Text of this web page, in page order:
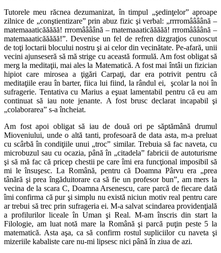
Tutorele meu răcnea dezumanizat, în timpul „şedinţelor” aproape
zilnice de „conştientizare” prin abuz fizic şi verbal: „rrrromâââână –
matemaaaticăăăăă! rrromâââână – matemaaaticăăăăă! rrromâââână –
matemaaaticăăăăă!”. Devenise un fel de refren dizgraţios cunoscut
de toţi loctarii blocului nostru şi ai celor din vecinătate. Pe-afară, unii
vecini ajunseseră să mă strige cu această formulă. Am fost obligat să
merg la meditaţii, mai ales la Matematică. A fost mai întâi un fizician
hipiot care mirosea a ţigări Carpaţi, dar era potrivit pentru că
meditaţiile erau în barter, fiica lui fiind, la rândul ei, şcolar la noi în
sufragerie. Tentativa cu Marius a eşuat lamentabil pentru că eu am
continuat să iau note jenante. A fost brusc declarat incapabil şi
„colaborarea” s-a încheiat.
Am fost apoi obligat să iau de două ori pe săptămână drumul
Mioveniului, unde o altă tanti, profesoară de data asta, m-a preluat
cu scârbă în condiţiile unui „troc” similar. Trebuia să fac naveta, cu
microbuzul sau cu ocazia, până în „citadela” fabricii de autoturisme
şi să mă fac că pricep chestii pe care îmi era funcţional imposibil să
mi le însuşesc. La Română, pentru că Doamna Pârvu era „prea
tânără şi prea îngăduitorare ca să fie un profesor bun”, am mers la
vecina de la scara C, Doamna Arsenescu, care parcă de fiecare dată
îmi confirma că pur şi simplu nu există niciun motiv real pentru care
ar trebui să trec prin sufrageria ei. M-a salvat scindarea providenţială
a profilurilor liceale în Uman şi Real. M-am înscris din start la
Filologie, am luat notă mare la Română şi parcă puţin peste 5 la
matematică. Asta aşa, ca să confirm rostul supliciilor cu naveta şi
mizeriile kabaliste care nu-mi lipsesc nici până în ziua de azi.